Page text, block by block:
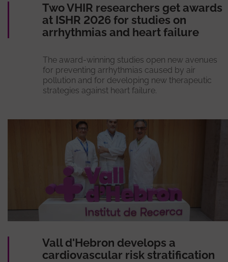
Two VHIR researchers get awards
at ISHR 2026 for studies on
arrhythmias and heart failure
The award-winning studies open new avenues
for preventing arrhythmias caused by air
pollution and for developing new therapeutic
strategies against heart failure.
Vall d'Hebron develops a
cardiovascular risk stratification